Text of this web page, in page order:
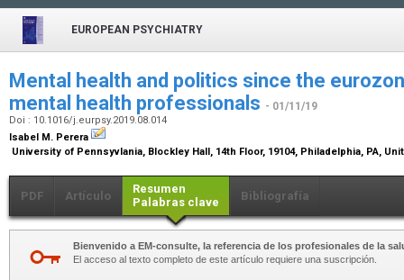
EUROPEAN PSYCHIATRY
Mental health and politics since the
mental health professionals - 01/11/19
Doi : 10.1016/j.eurpsy.2019.08.014
Isabel M. Perera
University of Pennsyvlania, Blockley Hall, 14th Floor, 19104, Philadelphia, PA,
PDF Artículo
Resumen
Palabras clave
Bibliografía
Bienvenido a EM-consulte, la referencia de los profesionales de la
El acceso al texto completo de este artículo requiere una suscripción.